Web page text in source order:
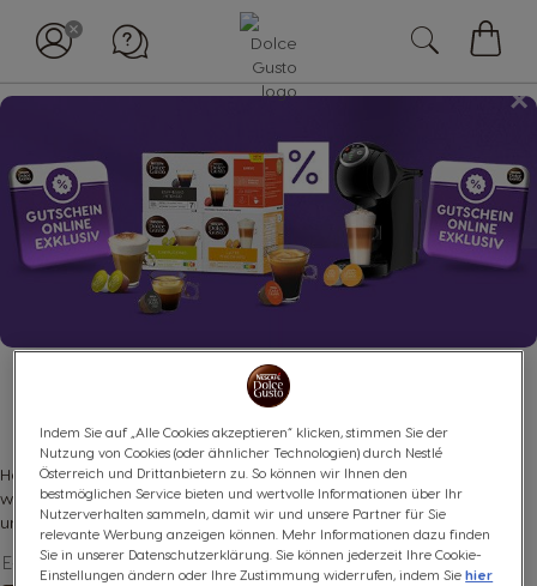
UNSEREN NEWSLETTER
ABONNIEREN!
×
Hol dir einen Rabatt von 10 % auf deinen nächsten Online-Kauf,
wenn du jetzt den Newsletter abonnierst. Und erhalte außerdem
unsere besten Deals und exklusiven Vorteile!
Indem Sie auf „Alle Cookies akzeptieren“ klicken, stimmen Sie der
Nutzung von Cookies (oder ähnlicher Technologien) durch Nestlé
Österreich und Drittanbietern zu. So können wir Ihnen den
bestmöglichen Service bieten und wertvolle Informationen über Ihr
Nutzerverhalten sammeln, damit wir und unsere Partner für Sie
relevante Werbung anzeigen können. Mehr Informationen dazu finden
Sie in unserer Datenschutzerklärung. Sie können jederzeit Ihre Cookie-
Einstellungen ändern oder Ihre Zustimmung widerrufen, indem Siehier